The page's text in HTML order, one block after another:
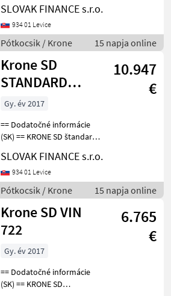
r.v.06/2014, kotúčové brzdy,
zdvíhacia náprava,
vnútorná výška: 2, 75 m,
váha: 6330 kg, celková
hmotn
SLOVAK FINANCE s.r.o.
934 01 Levice
Pótkocsik / Krone 15 napja online
Krone SD
STANDARD
threesided
strickling vin 160
10.947
€
Gy. év 2017
== Dodatočné informácie
(SK) == KRONE SD štandard
kotúčové brzdy, zdvíhačka,
vnútorná výška 2, 75m,
mechanický prízdvih
strechy 3, 05m, ná
SLOVAK FINANCE s.r.o.
934 01 Levice
Pótkocsik / Krone 15 napja online
Krone SD VIN
722
6.765
€
Gy. év 2017
== Dodatočné informácie
(SK) == KRONE SD